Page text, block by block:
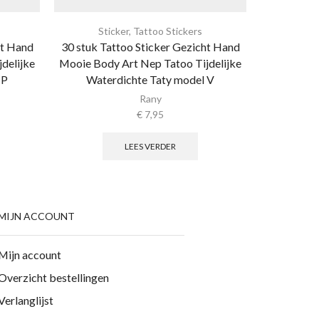
Hand
Sticker, Tattoo Stickers
30 stuk Tattoo Sticker Gezicht Hand
Mooie Body Art Nep Tatoo Tijdelijke
Waterdichte Taty model V
Rany
€ 7,95
LEES VERDER
ACCOUNT
account
bestellingen